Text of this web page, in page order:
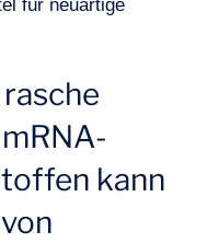
für neuartige
kann